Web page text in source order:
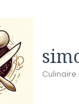
Culinaire